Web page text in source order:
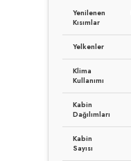
Yenilenen
Kısımlar
Yelkenler
Klima
Kullanımı
Kabin
Dağılımları
Kabin
Sayısı